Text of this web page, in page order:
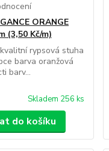
ORANGE
(3,50 Kč/m)
rypsová stuha
barva oranžová
barv...
Skladem 256 ks
do košíku